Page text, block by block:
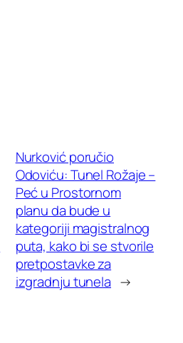
Nurković poručio
Odoviću: Tunel Rožaje –
Peć u Prostornom
planu da bude u
kategoriji magistralnog
puta, kako bi se stvorile
pretpostavke za
izgradnju tunela →